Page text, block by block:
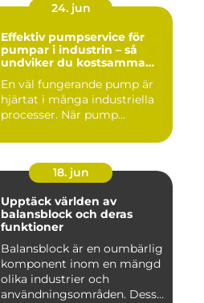
24. jun
Effektiv pumpservice för
pumpar i industrin – så
undviker du kostsamma
En väl fungerande pump är
hjärtat i många industriella
processer. När pump...
18. jun
Upptäck världen av
balansblock och deras
funktioner
Balansblock är en oumbärlig
komponent inom en mängd
olika industrier och
användningsområden. Dessa